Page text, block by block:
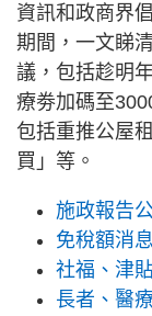
資訊和政商界
期間，一文睇
議，包括趁明
療劵加碼至
包括重推公屋
買」等。
施政報告
免稅額消
社福、津
長者、醫